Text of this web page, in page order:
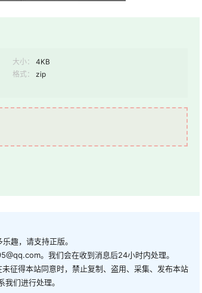
大小：
4KB
格式：
zip
趣，请支持正版。
。我们会在收到消息后24小时内处理。
征得本站同意时，禁止复制、盗用、采集、发布本站
们进行处理。